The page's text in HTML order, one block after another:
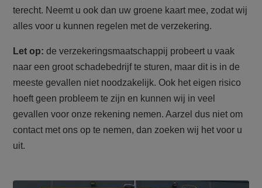
terecht. Neemt u ook dan uw groene kaart mee, zodat wij
alles voor u kunnen regelen met de verzekering.
Let op: de verzekeringsmaatschappij probeert u vaak
naar een groot schadebedrijf te sturen, maar dit is in de
meeste gevallen niet noodzakelijk. Ook het eigen risico
hoeft geen probleem te zijn en kunnen wij in veel
gevallen voor onze rekening nemen. Aarzel dus niet om
contact met ons op te nemen, dan zoeken wij het voor u
uit.